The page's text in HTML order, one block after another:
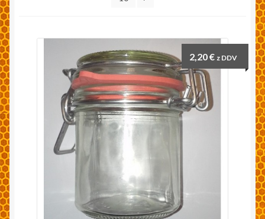
Pakiranje in dostava
Splošni pogoji
Zaključek nakupa
2,20€ z DDV